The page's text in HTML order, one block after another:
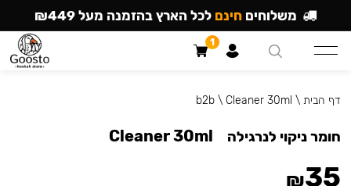
דף הבית \
b2b\ Cleaner 30ml
חומר ניקוי לנרגילה Cleaner 30ml
₪35
משלוחים חינם לכל הארץ בהזמנה מעל ₪449
1